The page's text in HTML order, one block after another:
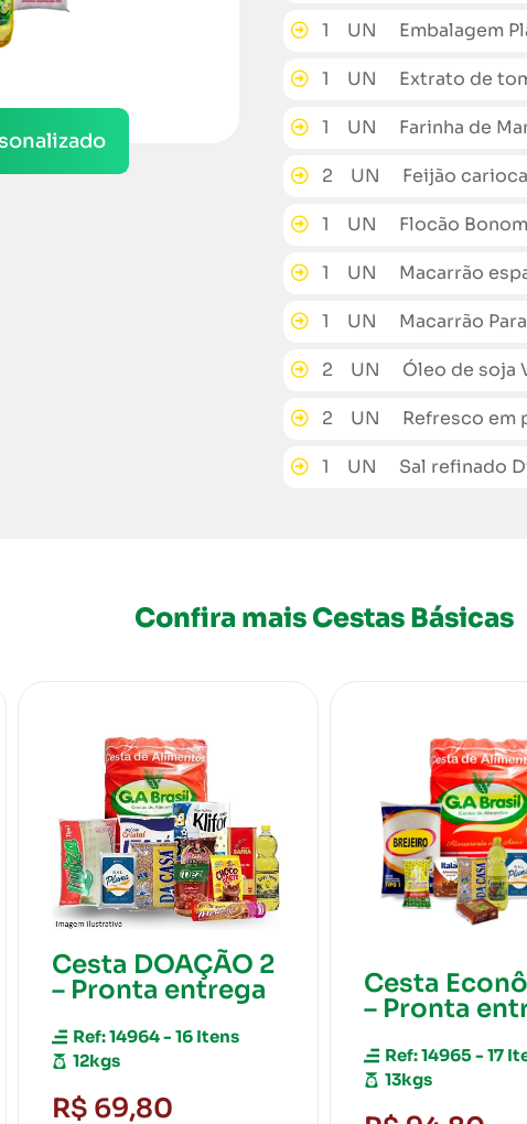
1 UN Embalagem
1 UN Extrato de
1 UN Farinha de
2 UN Feijão carioca
1 UN Flocão
1 UN Macarrão
1 UN Macarrão
2 UN Óleo de soja
2 UN Refresco em
1 UN Sal refinado
Confira mais Cestas Básicas
Cesta Econômica
– Pronta entrega
Ref: 14965 - 17 Itens
Pronta
Ref: 14966 - 19
12kg
R$ 129,80